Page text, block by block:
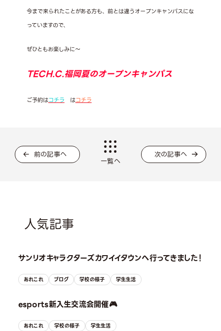
今まで来られたことがある方も、前とは違うオープンキャンパスにな
っていますので、
ぜひともお楽しみに～
TECH.C.福岡夏のオープンキャンパス
ご予約はコチラ はコチラ
前の記事へ
一覧へ
次の記事へ
人気記事
サンリオキャラクターズカワイイタウンへ行ってきました！
あれこれ ブログ 学校の様子 学生生活
esports新入生交流会開催🎮
あれこれ 学校の様子 学生生活